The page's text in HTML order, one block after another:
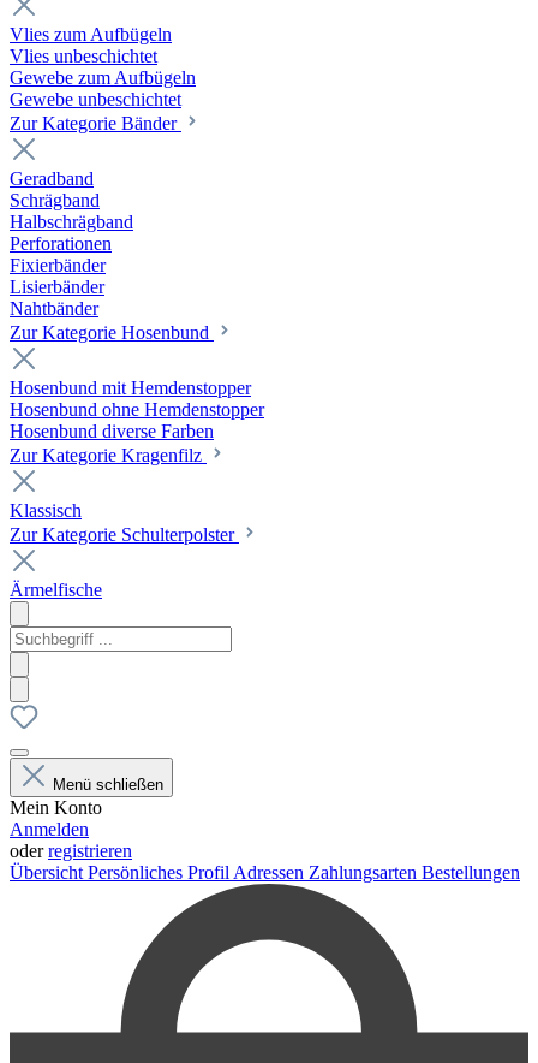
Vlies zum Aufbügeln
Vlies unbeschichtet
Gewebe zum Aufbügeln
Gewebe unbeschichtet
Zur Kategorie Bänder
Geradband
Schrägband
Halbschrägband
Perforationen
Fixierbänder
Lisierbänder
Nahtbänder
Zur Kategorie Hosenbund
Hosenbund mit Hemdenstopper
Hosenbund ohne Hemdenstopper
Hosenbund diverse Farben
Zur Kategorie Kragenfilz
Klassisch
Zur Kategorie Schulterpolster
Ärmelfische
Menü schließen
Mein Konto
Anmelden
oderregistrieren
Übersicht Persönliches Profil Adressen Zahlungsarten Bestellungen